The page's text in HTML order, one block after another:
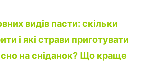
видів пасти: скільки
і які страви приготувати
на сніданок? Що краще